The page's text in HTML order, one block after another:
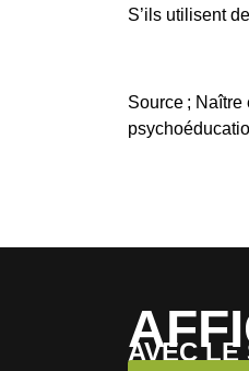
S’ils utilisent
Source ;
AVEC LE